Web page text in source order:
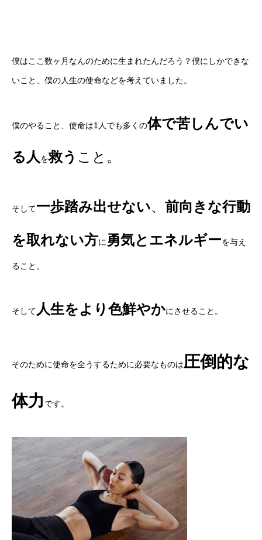
僕はここ数ヶ月なんのために生まれたんだろう？僕にしかできな
いこと、僕の人生の使命などを考えていました。
僕のやること、使命は1人でも多くの体で苦しんでい
る人 を救う こと。
そして一歩踏み出せない、 前向きな行動
を取れない方に 勇気とエネルギーを与え
ること。
そして 人生をより色鮮やかにさせること。
そのために使命を全うするために必要なものは圧倒的な
体力 です。